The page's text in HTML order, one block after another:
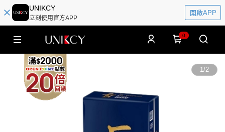
UNIKCY
立刻使用官方APP
開啟APP
0
1/2